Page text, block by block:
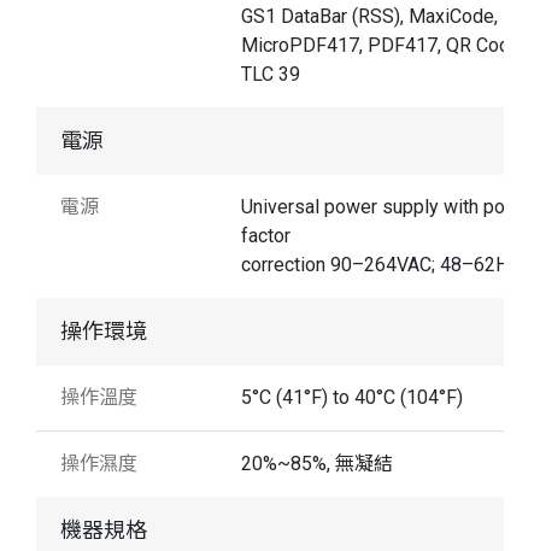
GS1 DataBar (RSS), MaxiCode,
MicroPDF417, PDF417, QR Code,
TLC 39
電源
電源
Universal power supply with
factor
correction 90–264VAC; 48–62Hz
操作環境
操作溫度 5°C (41°F) to 40°C (104°F)
操作濕度 20%~85%, 無凝結
機器規格